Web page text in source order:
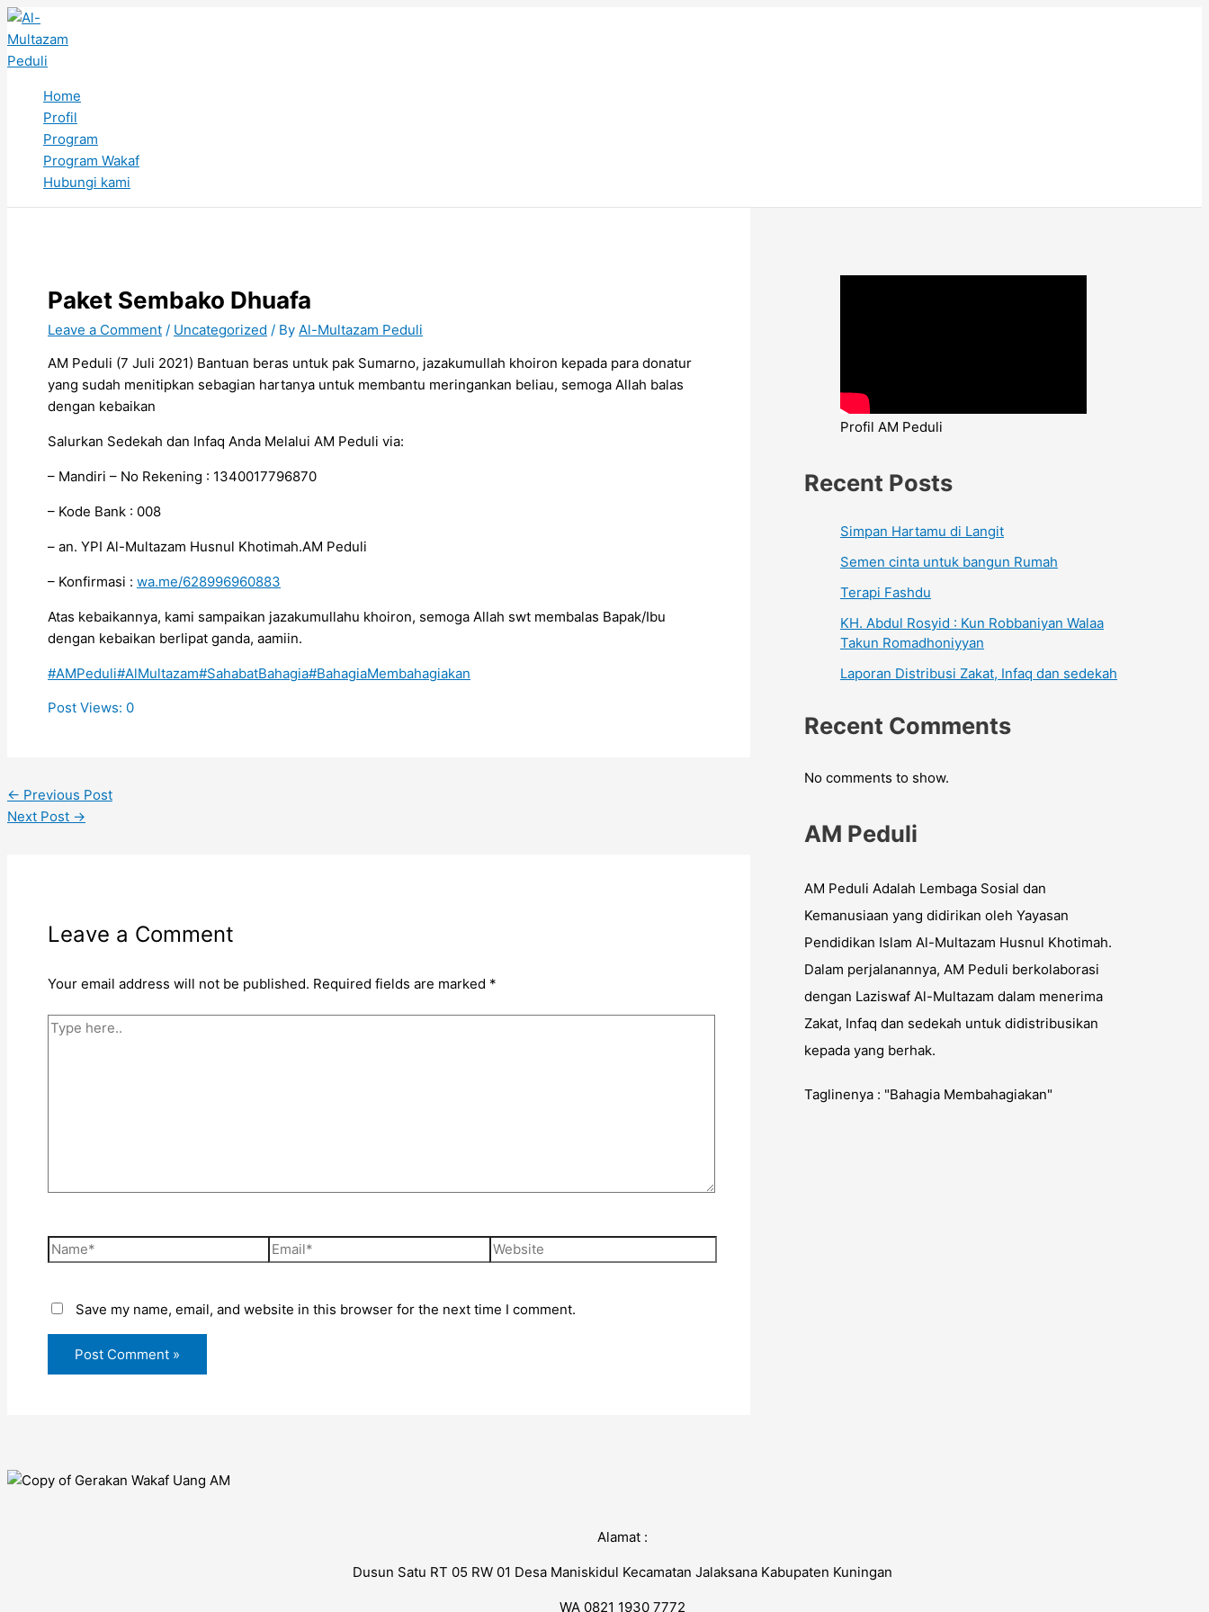
Skip
to
content
Home
Profil
Program
Program Wakaf
Hubungi kami
Paket Sembako Dhuafa
Leave a Comment / Uncategorized / By Al-Multazam Peduli
AM Peduli (7 Juli 2021) Bantuan beras untuk pak Sumarno, jazakumullah khoiron kepada para donatur
yang sudah menitipkan sebagian hartanya untuk membantu meringankan beliau, semoga Allah balas
dengan kebaikan
Salurkan Sedekah dan Infaq Anda Melalui AM Peduli via:
– Mandiri – No Rekening : 1340017796870
– Kode Bank : 008
– an. YPI Al-Multazam Husnul Khotimah.AM Peduli
– Konfirmasi : wa.me/628996960883
Atas kebaikannya, kami sampaikan jazakumullahu khoiron, semoga Allah swt membalas Bapak/Ibu
dengan kebaikan berlipat ganda, aamiin.
#AMPeduli#AlMultazam#SahabatBahagia#BahagiaMembahagiakan
Post Views: 0
← Previous Post
Next Post →
Leave a Comment
Your email address will not be published. Required fields are marked *
Save my name, email, and website in this browser for the next time I comment.
Profil AM Peduli
Recent Posts
Simpan Hartamu di Langit
Semen cinta untuk bangun Rumah
Terapi Fashdu
KH. Abdul Rosyid : Kun Robbaniyan Walaa
Takun Romadhoniyyan
Laporan Distribusi Zakat, Infaq dan sedekah
Recent Comments
No comments to show.
AM Peduli
AM Peduli Adalah Lembaga Sosial dan
Kemanusiaan yang didirikan oleh Yayasan
Pendidikan Islam Al-Multazam Husnul Khotimah.
Dalam perjalanannya, AM Peduli berkolaborasi
dengan Laziswaf Al-Multazam dalam menerima
Zakat, Infaq dan sedekah untuk didistribusikan
kepada yang berhak.
Taglinenya : "Bahagia Membahagiakan"
Alamat :
Dusun Satu RT 05 RW 01 Desa Maniskidul Kecamatan Jalaksana Kabupaten Kuningan
WA 0821 1930 7772